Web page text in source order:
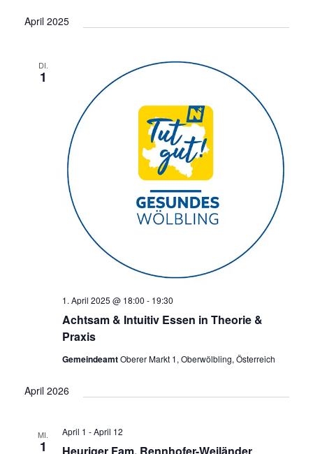
April 2025
DI.
1
Achtsam & Intuitiv Essen in Theorie &
Praxis
1. April 2025 @ 18:00 - 19:30
GemeindeamtOberer Markt 1, Oberwölbling, Österreich
April 2026
MI.
1
April 1 -April 12